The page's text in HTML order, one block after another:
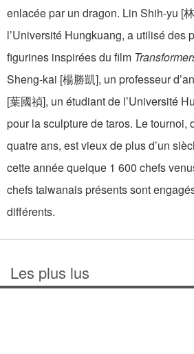
enlacée par un dragon. Lin Shih-yu [
l’Université Hungkuang, a utilisé des
figurines inspirées du film
Sheng-kai [楊勝凱], un professeur
[葉國禎], un étudiant de l’Université
pour la sculpture de taros. Le tournoi,
quatre ans, est vieux de plus d’un
cette année quelque 1 600 chefs
chefs taiwanais présents sont
différents.
Les plus lus